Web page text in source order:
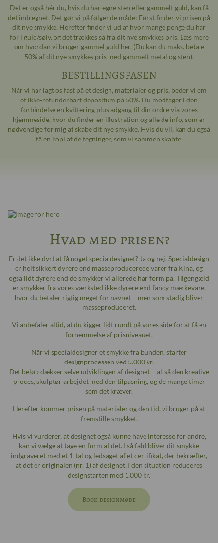
Det er også hér du, hvis du har egne sten eller gammelt guld, kan få
det indregnet. Det gør vi på følgende måde: Først finder vi prisen på
dit nye smykke. Herefter finder vi ud af hvor mange penge du har
for i guld/sølv, og det trækkes så fra dit nye smykkes pris. Læs mere
om hvordan vi bruger gammel guld her. (Du kan du maks. betale
50% af dit nye smykkes pris med gammelt metal og sten).
BESTILLINGSFASEN
Når vi har lagt os fast på et design, materialer og pris, beder vi om
et ikke-refunderbart depositum på 50%. Du modtager i den
forbindelse en kvittering plus adgang til din ordre via vores
hjemmeside, hvor du finder en illustration og alle de info, som er
nødvendige for mig at skabe dit nye smykke. Hvis du vil, kan du også
få en kopi af de tegninger, som vi sammen skabte.
Hvad med prisen?
Er det ikke dyrt at få noget specialdesignet? Ja og nej. Specialdesign
er helt sikkert dyrere end masseproducerede varer fra Kina, og
også lidt dyrere end de smykker vi allerede har form på. Tilgengæld
er smykker fra vores værksted ikke dyrere end fancy mærkevare,
hvor du betaler rigtig meget for navnet – men som stadig bliver
masseproduceret.
Vi anbefaler altid, at du kigger lidt rundt på vores side for at få en
fornemmelse af prisniveauet.
Når vi specialdesigner et smykke fra bunden, starter
designprocessen ved 5.000 kr.
Det beløb dækker selve udviklingen af designet – altså den kreative
proces, skulptør arbejdet med den tilpasning, og de mange timer
som det kræver.
Herefter kommer prisen på materialer og den tid, vi bruger på at
fremstille smykket.
Hvis vi vurderer, at designet også kunne have interesse for andre,
kan vi vælge at tage en form af det. I så fald bliver dit smykke
indgraveret med et 1-tal og ledsaget af et certifikat, der bekræfter,
at det er originalen (nr. 1) af designet. I den situation reduceres
designstarten med 1.000 kr.
Book designmøde